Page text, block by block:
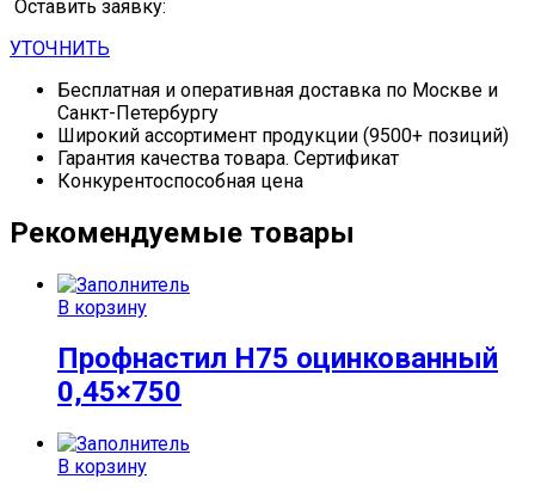
Оставить заявку:
УТОЧНИТЬ
Бесплатная и оперативная доставка по Москве и
Санкт-Петербургу
Широкий ассортимент продукции (9500+ позиций)
Гарантия качества товара. Сертификат
Конкурентоспособная цена
Рекомендуемые товары
В корзину
Профнастил Н75 оцинкованный
0,45×750
В корзину